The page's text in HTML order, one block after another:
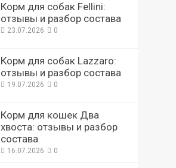
Корм для собак Fellini:
отзывы и разбор состава
23.07.2026 0
Корм для собак Lazzaro:
отзывы и разбор состава
19.07.2026 0
Корм для кошек Два
хвоста: отзывы и разбор
состава
16.07.2026 0